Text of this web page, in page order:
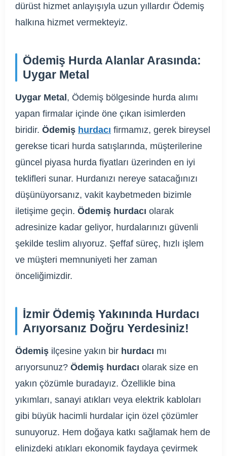
dürüst hizmet anlayışıyla uzun yıllardır Ödemiş
halkına hizmet vermekteyiz.
Ödemiş Hurda Alanlar Arasında:
Uygar Metal
Uygar Metal, Ödemiş bölgesinde hurda alımı
yapan firmalar içinde öne çıkan isimlerden
biridir. Ödemiş hurdacı firmamız, gerek bireysel
gerekse ticari hurda satışlarında, müşterilerine
güncel piyasa hurda fiyatları üzerinden en iyi
teklifleri sunar. Hurdanızı nereye satacağınızı
düşünüyorsanız, vakit kaybetmeden bizimle
iletişime geçin. Ödemiş hurdacı olarak
adresinize kadar geliyor, hurdalarınızı güvenli
şekilde teslim alıyoruz. Şeffaf süreç, hızlı işlem
ve müşteri memnuniyeti her zaman
önceliğimizdir.
İzmir Ödemiş Yakınında Hurdacı
Arıyorsanız Doğru Yerdesiniz!
Ödemiş ilçesine yakın bir hurdacı mı
arıyorsunuz? Ödemiş hurdacı olarak size en
yakın çözümle buradayız. Özellikle bina
yıkımları, sanayi atıkları veya elektrik kabloları
gibi büyük hacimli hurdalar için özel çözümler
sunuyoruz. Hem doğaya katkı sağlamak hem de
elinizdeki atıkları ekonomik faydaya çevirmek